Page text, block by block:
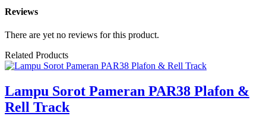
Reviews
There are yet no reviews for this product.
Related Products
Lampu Sorot Pameran PAR38 Plafon &
Rell Track